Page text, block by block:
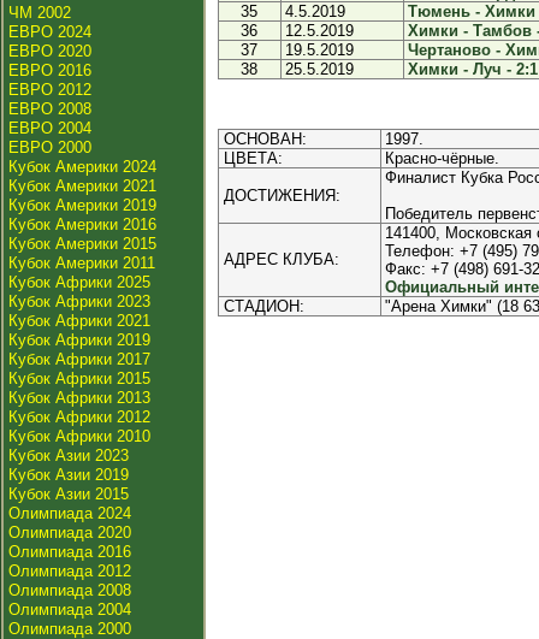
ЧМ 2002
ЕВРО 2024
ЕВРО 2020
ЕВРО 2016
ЕВРО 2012
ЕВРО 2008
ЕВРО 2004
ЕВРО 2000
Кубок Америки 2024
Кубок Америки 2021
Кубок Америки 2019
Кубок Америки 2016
Кубок Америки 2015
Кубок Америки 2011
Кубок Африки 2025
Кубок Африки 2023
Кубок Африки 2021
Кубок Африки 2019
Кубок Африки 2017
Кубок Африки 2015
Кубок Африки 2013
Кубок Африки 2012
Кубок Африки 2010
Кубок Азии 2023
Кубок Азии 2019
Кубок Азии 2015
Олимпиада 2024
Олимпиада 2020
Олимпиада 2016
Олимпиада 2012
Олимпиада 2008
Олимпиада 2004
Олимпиада 2000
35
4.5.2019
Тюмень - Химки
36
12.5.2019
Химки - Тамбов
37
19.5.2019
Чертаново -
38
25.5.2019 Химки - Луч - 2:1
ОСНОВАН:
1997.
ЦВЕТА:
Красно-чёрные.
ДОСТИЖЕНИЯ:
Финалист Кубка
Победитель
АДРЕС КЛУБА:
141400, Московская
Телефон: +7 (495)
Факс: +7 (498) 691-
Официальный
СТАДИОН:
"Арена Химки" (18